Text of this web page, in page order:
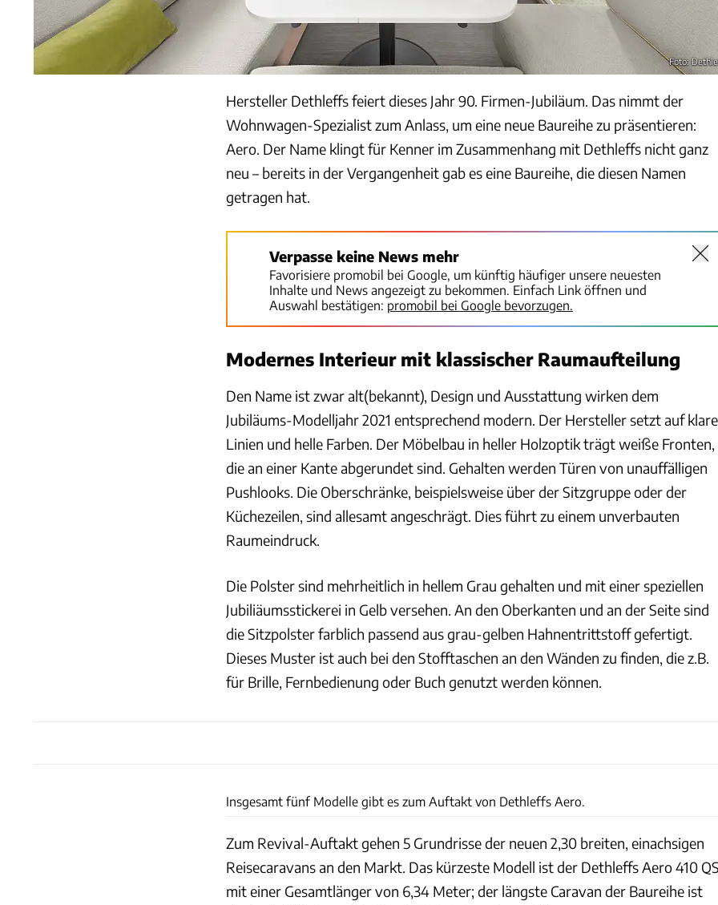
Foto:
Hersteller Dethleffs feiert dieses Jahr 90. Firmen-Jubiläum. Das nimmt der
Wohnwagen-Spezialist zum Anlass, um eine neue Baureihe zu präsentieren:
Aero. Der Name klingt für Kenner im Zusammenhang mit Dethleffs nicht ganz
neu – bereits in der Vergangenheit gab es eine Baureihe, die diesen Namen
getragen hat.
Verpasse keine News mehr
Favorisiere promobil bei Google, um künftig häufiger unsere neuesten
Inhalte und News angezeigt zu bekommen. Einfach Link öffnen und
Auswahl bestätigen: promobil bei Google bevorzugen.
Modernes Interieur mit klassischer Raumaufteilung
Den Name ist zwar alt(bekannt), Design und Ausstattung wirken dem
Jubiläums-Modelljahr 2021 entsprechend modern. Der Hersteller setzt auf klare
Linien und helle Farben. Der Möbelbau in heller Holzoptik trägt weiße Fronten,
die an einer Kante abgerundet sind. Gehalten werden Türen von unauffälligen
Pushlooks. Die Oberschränke, beispielsweise über der Sitzgruppe oder der
Küchezeilen, sind allesamt angeschrägt. Dies führt zu einem unverbauten
Raumeindruck.
Die Polster sind mehrheitlich in hellem Grau gehalten und mit einer speziellen
Jubiliäumsstickerei in Gelb versehen. An den Oberkanten und an der Seite sind
die Sitzpolster farblich passend aus grau-gelben Hahnentrittstoff gefertigt.
Dieses Muster ist auch bei den Stofftaschen an den Wänden zu finden, die z.B.
für Brille, Fernbedienung oder Buch genutzt werden können.
Insgesamt fünf Modelle gibt es zum Auftakt von Dethleffs Aero.
Zum Revival-Auftakt gehen 5 Grundrisse der neuen 2,30 breiten, einachsigen
Reisecaravans an den Markt. Das kürzeste Modell ist der Dethleffs Aero 410
mit einer Gesamtlänger von 6,34 Meter; der längste Caravan der Baureihe ist